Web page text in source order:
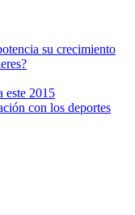
su crecimiento
este 2015
con los deportes